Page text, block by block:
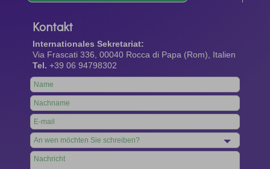
Kontakt
Internationales Sekretariat:
Via Frascati 336, 00040 Rocca di Papa (Rom), Italien
Tel. +39 06 94798302
Leave
this
field
blank